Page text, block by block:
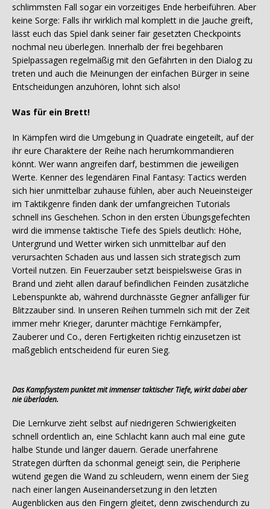
schlimmsten Fall sogar ein vorzeitiges Ende herbeiführen. Aber
keine Sorge: Falls ihr wirklich mal komplett in die Jauche greift,
lässt euch das Spiel dank seiner fair gesetzten Checkpoints
nochmal neu überlegen. Innerhalb der frei begehbaren
Spielpassagen regelmäßig mit den Gefährten in den Dialog zu
treten und auch die Meinungen der einfachen Bürger in seine
Entscheidungen anzuhören, lohnt sich also!
Was für ein Brett!
In Kämpfen wird die Umgebung in Quadrate eingeteilt, auf der
ihr eure Charaktere der Reihe nach herumkommandieren
könnt. Wer wann angreifen darf, bestimmen die jeweiligen
Werte. Kenner des legendären Final Fantasy: Tactics werden
sich hier unmittelbar zuhause fühlen, aber auch Neueinsteiger
im Taktikgenre finden dank der umfangreichen Tutorials
schnell ins Geschehen. Schon in den ersten Übungsgefechten
wird die immense taktische Tiefe des Spiels deutlich: Höhe,
Untergrund und Wetter wirken sich unmittelbar auf den
verursachten Schaden aus und lassen sich strategisch zum
Vorteil nutzen. Ein Feuerzauber setzt beispielsweise Gras in
Brand und zieht allen darauf befindlichen Feinden zusätzliche
Lebenspunkte ab, während durchnässte Gegner anfälliger für
Blitzzauber sind. In unseren Reihen tummeln sich mit der Zeit
immer mehr Krieger, darunter mächtige Fernkämpfer,
Zauberer und Co., deren Fertigkeiten richtig einzusetzen ist
maßgeblich entscheidend für euren Sieg.
Das Kampfsystem punktet mit immenser taktischer Tiefe, wirkt dabei aber
nie überladen.
Die Lernkurve zieht selbst auf niedrigeren Schwierigkeiten
schnell ordentlich an, eine Schlacht kann auch mal eine gute
halbe Stunde und länger dauern. Gerade unerfahrene
Strategen dürften da schonmal geneigt sein, die Peripherie
wütend gegen die Wand zu schleudern, wenn einem der Sieg
nach einer langen Auseinandersetzung in den letzten
Augenblicken aus den Fingern gleitet, denn zwischendurch zu